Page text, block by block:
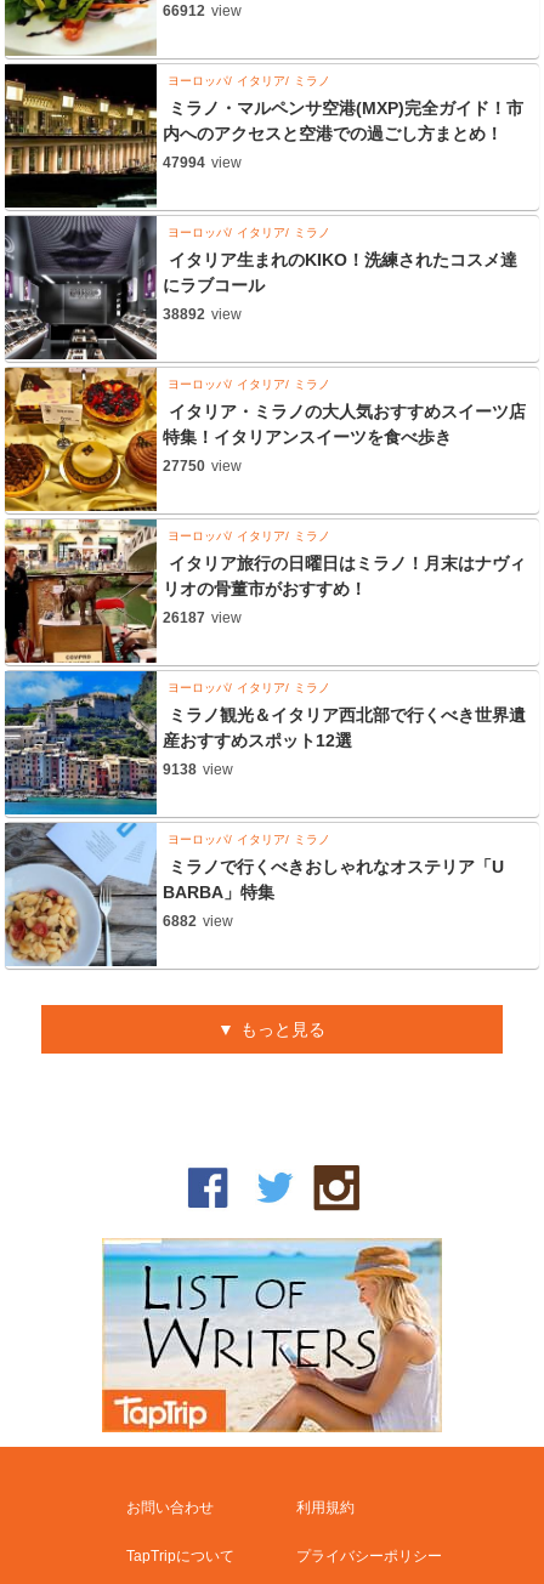
66912 view
ヨーロッパ イタリア ミラノ
ミラノ・マルペンサ空港(MXP)完全ガイド！市
内へのアクセスと空港での過ごし方まとめ！
47994 view
ヨーロッパ イタリア ミラノ
イタリア生まれのKIKO！洗練されたコスメ達
にラブコール
38892 view
ヨーロッパ イタリア ミラノ
イタリア・ミラノの大人気おすすめスイーツ店
特集！イタリアンスイーツを食べ歩き
27750 view
ヨーロッパ イタリア ミラノ
イタリア旅行の日曜日はミラノ！月末はナヴィ
リオの骨董市がおすすめ！
26187 view
ヨーロッパ イタリア ミラノ
ミラノ観光＆イタリア西北部で行くべき世界遺
産おすすめスポット12選
9138 view
ヨーロッパ イタリア ミラノ
ミラノで行くべきおしゃれなオステリア「U
BARBA」特集
6882 view
もっと見る
お問い合わせ 利用規約
TapTripについて プライバシーポリシー